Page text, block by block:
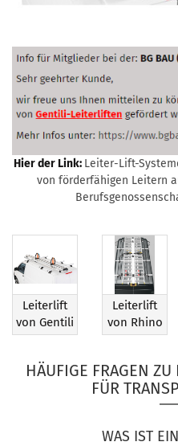
Hier der Link: Leiter-Lift-
von förderfähigen Leitern
Leiterlift
von Gentili
Leiterlift
von Rhino
HÄUFIGE FRAGEN
FÜR
WAS IST